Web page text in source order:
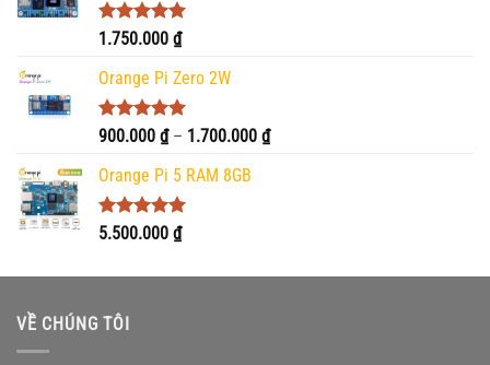
Được xếp
5 sao
1.750.000 ₫
Orange Pi Zero 2W
Được xếp
5.00
5 sao
900.000 ₫ – 1.700.000 ₫Khoảng
Orange Pi 5 RAM 8GB
Được xếp
5.500.000 ₫
VỀ CHÚNG TÔI